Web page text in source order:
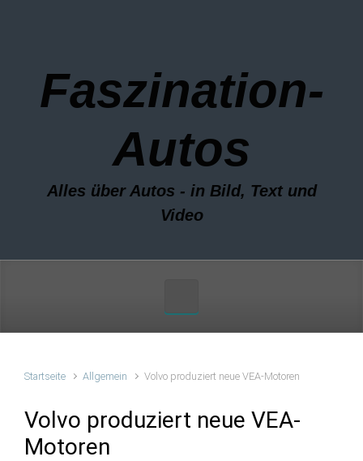
Faszination-
Autos
Alles über Autos - in Bild, Text und
Video
Startseite Allgemein Volvo produziert neue VEA-Motoren
Volvo produziert neue VEA-
Motoren